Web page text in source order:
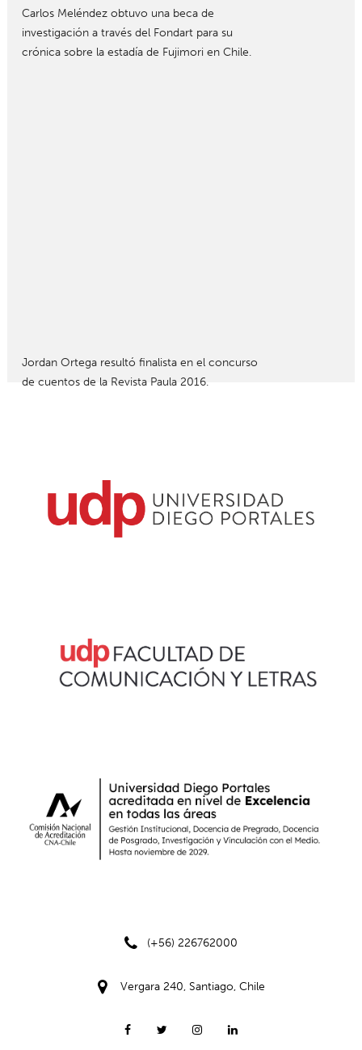
Carlos Meléndez obtuvo una beca de
investigación a través del Fondart para su
crónica sobre la estadía de Fujimori en Chile.
Jordan Ortega resultó finalista en el concurso
de cuentos de la Revista Paula 2016.
(+56) 226762000
Vergara 240, Santiago, Chile